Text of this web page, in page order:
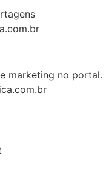
marketing no portal.